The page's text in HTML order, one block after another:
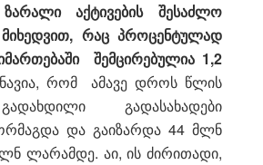
ზარალი აქტივების შესაძლო
მიხედვით, რაც პროცენტულად
შემცირებულია 1,2
რომ ამავე დროს წლის
გადასახადები
და გაიზარდა 44 მლნ
ლარამდე. აი, ის ძირითადი,